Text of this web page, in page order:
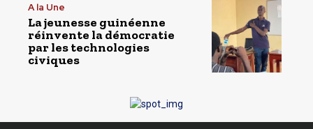
A la Une
La jeunesse guinéenne
réinvente la démocratie
par les technologies
civiques